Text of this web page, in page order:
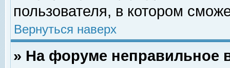
пользователя, в котором
Вернуться наверх
» На форуме неправильное